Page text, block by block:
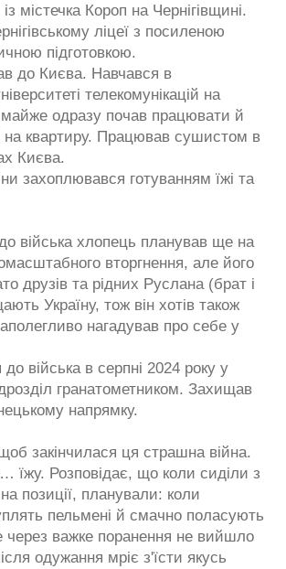
містечка Короп на Чернігівщині.
ліцеї з посиленою
підготовкою.
до Києва. Навчався в
телекомунікацій на
одразу почав працювати й
на квартиру. Працював сушистом в
Києва.
захоплювався готуванням їжі та
війська хлопець планував ще на
вторгнення, але його
друзів та рідних Руслана (брат і
Україну, тож він хотів також
нагадував про себе у
до війська в серпні 2024 року у
гранатометником. Захищав
напрямку.
закінчилася ця страшна війна.
їжу. Розповідає, що коли сиділи з
позиції, планували: коли
пельмені й смачно поласують
через важке поранення не вийшло
одужання мріє з'їсти якусь